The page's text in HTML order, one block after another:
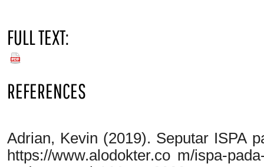
FULL TEXT:
PDF
REFERENCES
Adrian, Kevin (2019). Seputar ISPA
https://www.alodokter.co m/ispa-